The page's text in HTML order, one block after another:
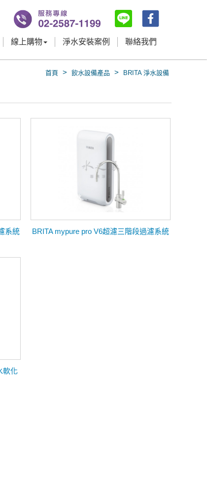
線上購物 淨水安裝案例 聯絡我們
首頁 > 飲水設備產品 > BRITA 淨水設備
系統 BRITA mypure pro V6超濾三階段過濾系統
軟化